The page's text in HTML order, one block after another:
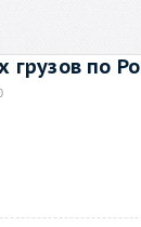
грузов по